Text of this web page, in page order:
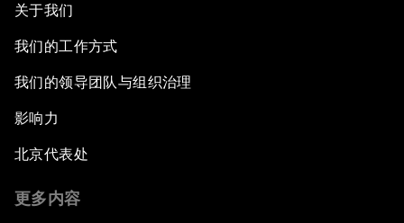
关于我们
我们的工作方式
我们的领导团队与组织治理
影响力
北京代表处
更多内容